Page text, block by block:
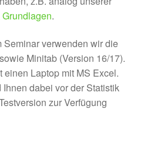
.
verwenden wir die
Minitab (Version 16/17).
Laptop mit MS Excel.
dabei vor der Statistik
zur Verfügung